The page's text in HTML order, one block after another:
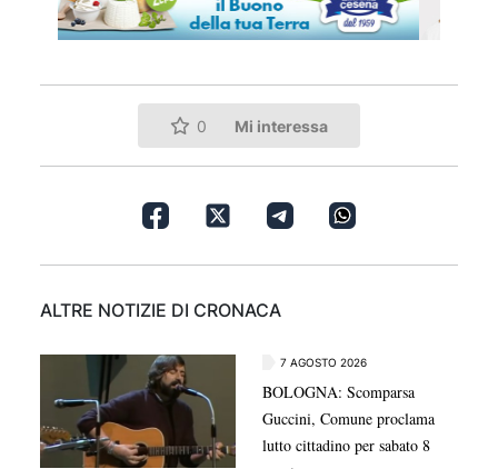
0 Mi interessa
ALTRE NOTIZIE DI CRONACA
7 AGOSTO 2026
BOLOGNA: Scomparsa
Guccini, Comune proclama
lutto cittadino per sabato 8